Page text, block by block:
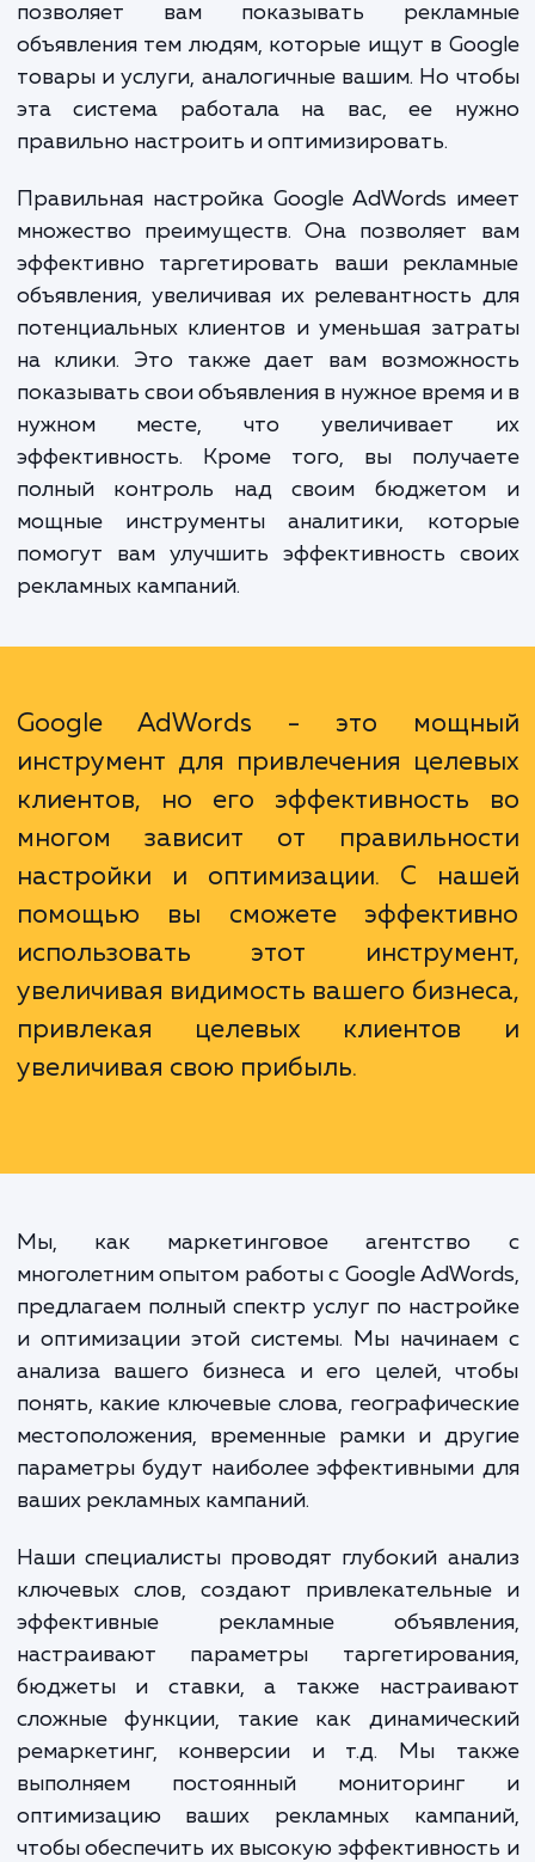
которая может помочь вам
использовать мощь Google для
целевых клиентов. Google AdWords -
система контекстной рекламы,
объявления тем людям, которые ищут в
товары и услуги, аналогичные вашим. Но
эта система работала на вас, ее
Правильная настройка Google AdWords
множество преимуществ. Она позволяет
эффективно таргетировать ваши
объявления, увеличивая их релевантность
потенциальных клиентов и уменьшая
на клики. Это также дает вам
показывать свои объявления в нужное
мощные инструменты аналитики,
помогут вам улучшить эффективность
рекламных кампаний.
Google AdWords - это
инструмент для привлечения
клиентов, но его
многом зависит от
помощью вы сможете
увеличивая видимость вашего
привлекая целевых
увеличивая свою прибыль.
многолетним опытом работы с Google
предлагаем полный спектр услуг по
и оптимизации этой системы. Мы
анализа вашего бизнеса и его целей,
понять, какие ключевые слова,
местоположения, временные рамки и
параметры будут наиболее эффективными
ваших рекламных кампаний.